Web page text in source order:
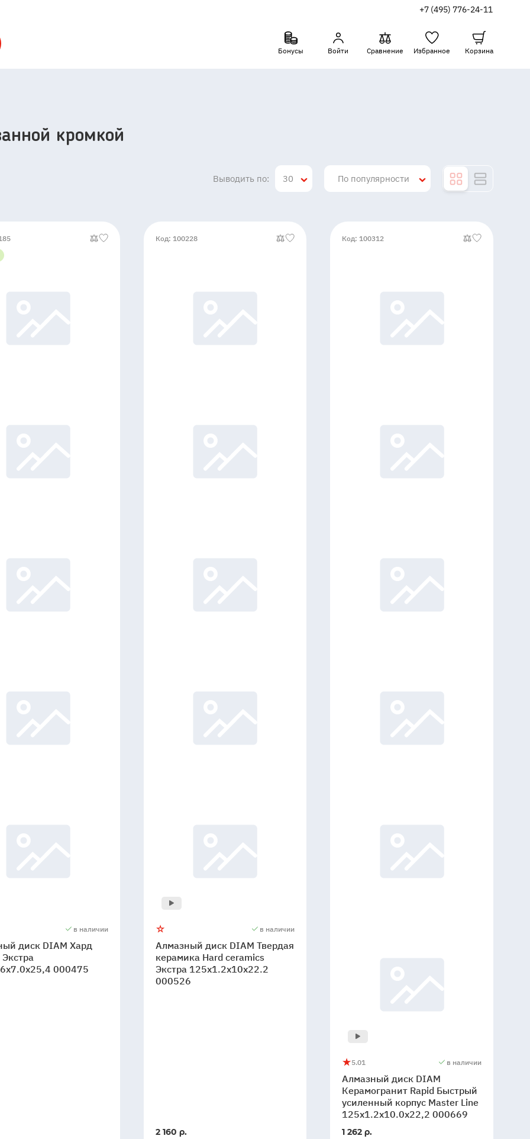
+7 (495) 776-24-11
Бонусы Войти Сравнение Избранное Корзина
кромкой
Выводить по: 30 По популярности
в наличии
диск DIAM Хард
Экстра
000475
Код: 100228
в наличии
Алмазный диск DIAM Твердая
керамика Hard ceramics
Экстра 125x1.2x10x22.2
000526
В
2 160 р.
Код: 100312
Алмазный
диск
DIAM
Керамогранит
Rapid
Быстрый
5.0
5
1 1 в наличии
Алмазный диск DIAM
Керамогранит Rapid Быстрый
усиленный корпус Master Line
125x1.2x10.0x22,2 000669
В
1 262 р.